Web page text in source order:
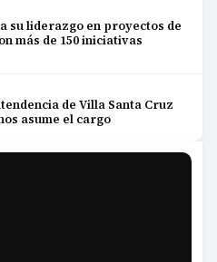
su liderazgo en proyectos de
más de 150 iniciativas
de Villa Santa Cruz
asume el cargo